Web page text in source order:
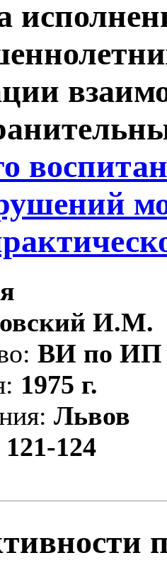
И.М.
ВИ по
1975 г.
Львов
121-124